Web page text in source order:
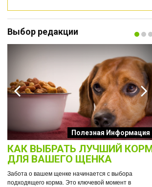
Выбор редакции
Полезная Информация
КАК ВЫБРАТЬ ЛУЧШИЙ КОРМ
ДЛЯ ВАШЕГО ЩЕНКА
Забота о вашем щенке начинается с выбора
подходящего корма. Это ключевой момент в